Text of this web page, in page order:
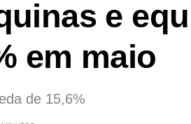
e
em maio
de 15,6%